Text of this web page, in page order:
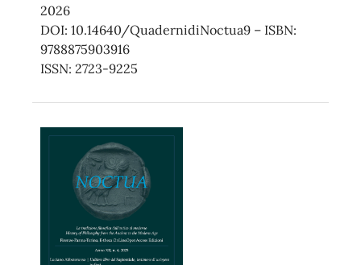
2026
DOI: 10.14640/QuadernidiNoctua9 – ISBN:
9788875903916
ISSN: 2723-9225